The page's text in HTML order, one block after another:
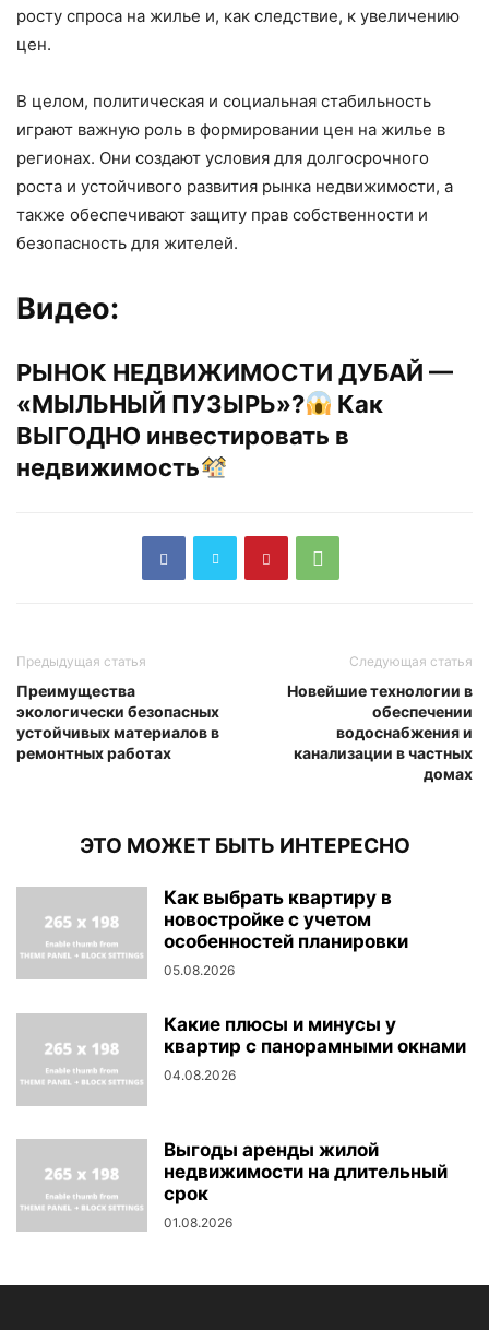
росту спроса на жилье и, как следствие, к увеличению
цен.
В целом, политическая и социальная стабильность
играют важную роль в формировании цен на жилье в
регионах. Они создают условия для долгосрочного
роста и устойчивого развития рынка недвижимости, а
также обеспечивают защиту прав собственности и
безопасность для жителей.
Видео:
РЫНОК НЕДВИЖИМОСТИ ДУБАЙ —
«МЫЛЬНЫЙ ПУЗЫРЬ»?
Как
ВЫГОДНО инвестировать в
недвижимость
Предыдущая статья
Преимущества
экологически безопасных
устойчивых материалов в
ремонтных работах
Следующая статья
Новейшие технологии в
обеспечении
водоснабжения и
канализации в частных
домах
ЭТО МОЖЕТ БЫТЬ ИНТЕРЕСНО
Как выбрать квартиру в
новостройке с учетом
особенностей планировки
05.08.2026
Какие плюсы и минусы у
квартир с панорамными окнами
04.08.2026
Выгоды аренды жилой
недвижимости на длительный
срок
01.08.2026